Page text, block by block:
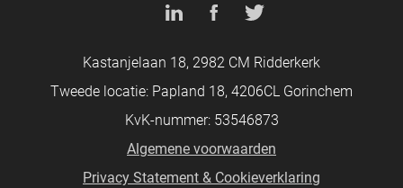
Kastanjelaan 18, 2982 CM Ridderkerk
Tweede locatie: Papland 18, 4206CL Gorinchem
KvK-nummer: 53546873
Algemene voorwaarden
Privacy Statement & Cookieverklaring